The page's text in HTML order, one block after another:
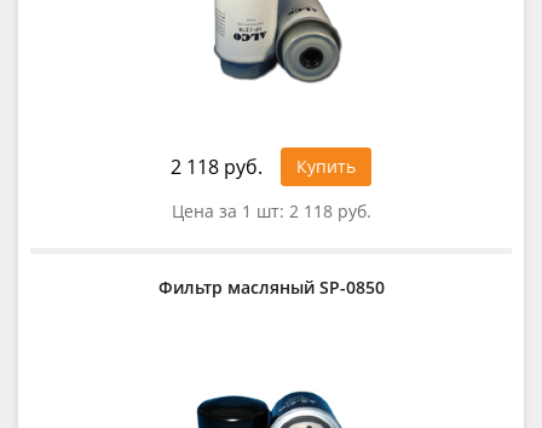
2 118 руб.
Купить
Цена за 1 шт: 2 118 руб.
Фильтр масляный SP-0850